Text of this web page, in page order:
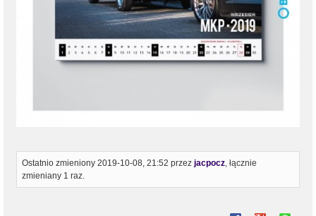
Ostatnio zmieniony 2019-10-08, 21:52 przez jacpocz , łącznie
zmieniany 1 raz.